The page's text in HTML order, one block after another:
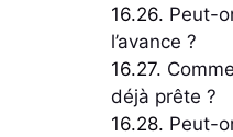
Peut-
l’avance ?
déjà prête ?
Peut-